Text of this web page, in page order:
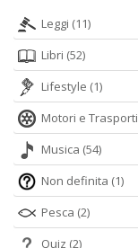
Leggi (11)
Libri (52)
Lifestyle (1)
Motori e Trasporti
Musica (54)
Non definita (1)
Pesca (2)
Quiz (2)